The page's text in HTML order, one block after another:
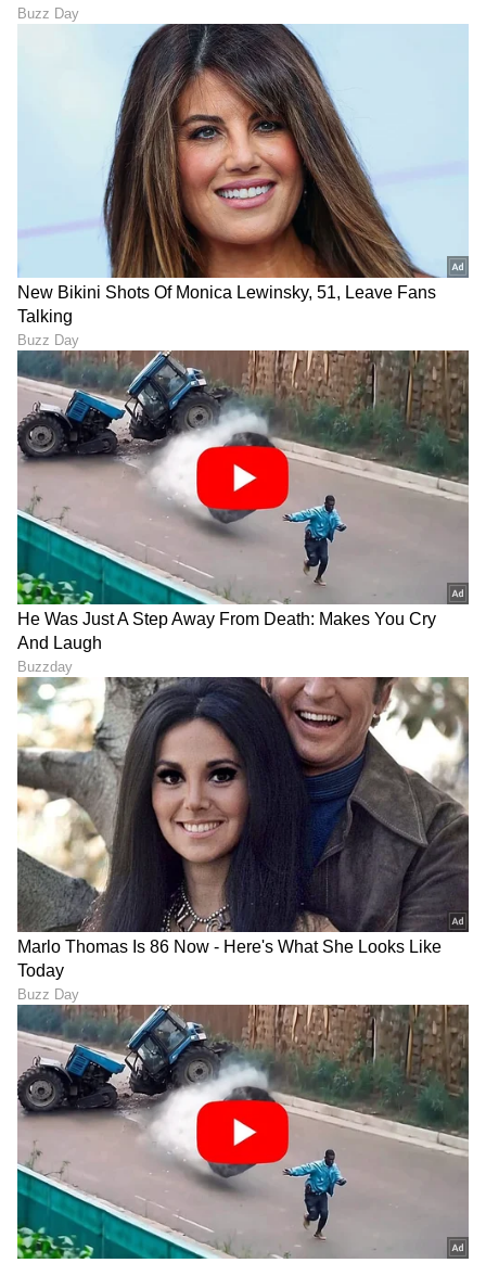
ಈ ಕೆಲಸ ಮಾಡಬೇಡಿ; ದರಿದ್ರ
ಅಟ್ಟಾಡಿಸಿಕೊಂಡು ಬರುತ್ತೆ ಎಚ್ಚರ!
ಸಮಾನವಂತೆ!
ವಾಸ್ತು ಶಾಸ್ತ್ರ: ಮಲಗುವ ಮಂಚದ
ಕೆಳಗೆ ಈ 6 ವಸ್ತುಗಳನ್ನಿಟ್ಟರೆ
ಮನೆಯಲ್ಲಿ 'ದರಿದ್ರ, ದಾಂಪತ್ಯ
ಕಲಹ' ಶುರು!
ಸಂಜೆ ಮನೆಯಲ್ಲಿ ಎಷ್ಟು ದೀಪ
ಹಚ್ಚಬೇಕು? ಇದರಲ್ಲಿ ವಿಜ್ಞಾನ-
ಶಾಸ್ತ್ರ ಎರಡೂ ಇದೆ
LATEST VIDEOS
"ರಾಜಕೀಯ ಬೇಡ, ಸಿನಿಮಾನೇ ಪ್ರಾಣ":
ಕನಕೋತ್ಸವದಲ್ಲಿ ರಿಷಬ್ ಶೆಟ್ಟಿ | Rishab
Shetty speech | Suvarna News
ಶೇ.50 ರಿಂದ ಶೇ.18 ಕ್ಕೆ TAX ಇಳಿಕೆ: ಮೋದಿ-
ಟ್ರಂಪ್ ಐತಿಹಾಸಿಕ ಒಪ್ಪಂದ | India US
Trade Deal | Party Rounds